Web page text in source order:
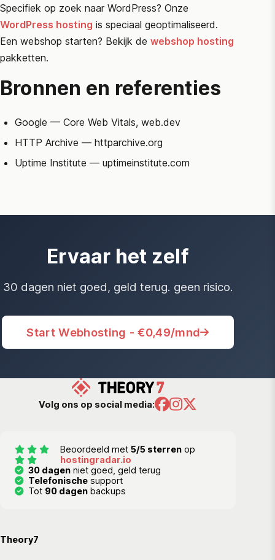
Specifiek op zoek naar WordPress? Onze
WordPress hosting is speciaal geoptimaliseerd.
Een webshop starten? Bekijk de webshop hosting
pakketten.
Bronnen en referenties
Google — Core Web Vitals, web.dev
HTTP Archive — httparchive.org
Uptime Institute — uptimeinstitute.com
Ervaar het zelf
30 dagen niet goed, geld terug. geen risico.
Start Webhosting - €0,49/mnd
Volg ons op social media:
Beoordeeld met 5/5 sterrenop
hostingradar.io
30 dagen niet goed, geld terug
Telefonische support
Tot 90 dagen backups
Theory7